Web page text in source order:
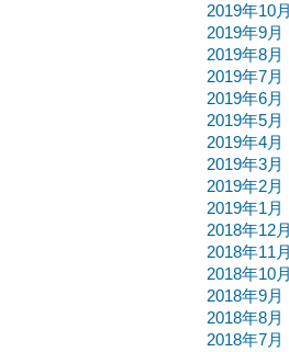
2019年10月
2019年9月
2019年8月
2019年7月
2019年6月
2019年5月
2019年4月
2019年3月
2019年2月
2019年1月
2018年12月
2018年11月
2018年10月
2018年9月
2018年8月
2018年7月